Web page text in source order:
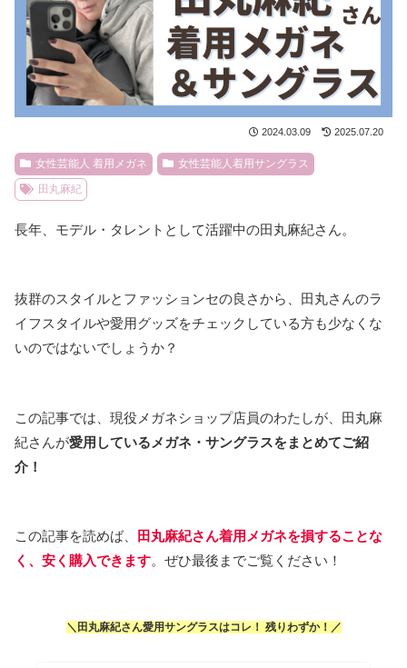
2024.03.09 2025.07.20
女性芸能人 着用メガネ
女性芸能人着用サングラス
田丸麻紀
長年、モデル・タレントとして活躍中の田丸麻紀さん。
抜群のスタイルとファッションセの良さから、田丸さんのラ
イフスタイルや愛用グッズをチェックしている方も少なくな
いのではないでしょうか？
この記事では、現役メガネショップ店員のわたしが、田丸麻
紀さんが愛用しているメガネ・サングラスをまとめてご紹
介！
この記事を読めば、
田丸麻紀さん着用メガネを損することな
く、安く購入できます。ぜひ最後までご覧ください！
＼田丸麻紀さん愛用サングラスはコレ！ 残りわずか！／